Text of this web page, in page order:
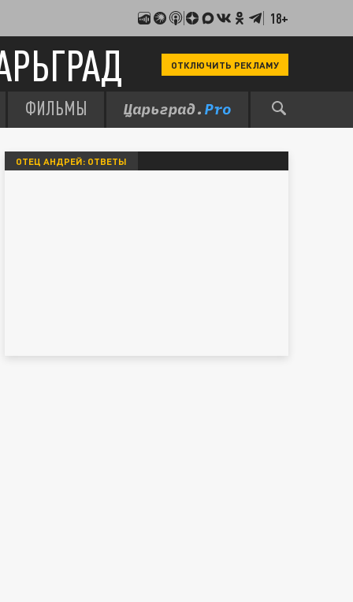
18+
ОТКЛЮЧИТЬ РЕКЛАМУ
ФИЛЬМЫ
ОТЕЦ АНДРЕЙ: ОТВЕТЫ